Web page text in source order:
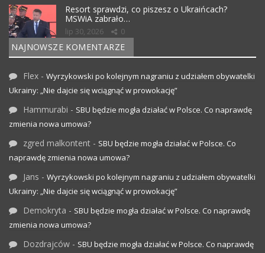
Resort sprawdzi, co piszesz o Ukraińcach?
MSWiA zabrało…
lip 30, 2026 0
NAJNOWSZE KOMENTARZE
Flex - Wyrzykowski po kolejnym nagraniu z udziałem obywatelki
Ukrainy: „Nie dajcie się wciągnąć w prowokację”
Hammurabi - SBU będzie mogła działać w Polsce. Co naprawdę
zmienia nowa umowa?
zgred malkontent - SBU będzie mogła działać w Polsce. Co
naprawdę zmienia nowa umowa?
Jans - Wyrzykowski po kolejnym nagraniu z udziałem obywatelki
Ukrainy: „Nie dajcie się wciągnąć w prowokację”
Demokryta - SBU będzie mogła działać w Polsce. Co naprawdę
zmienia nowa umowa?
Dozdrajców - SBU będzie mogła działać w Polsce. Co naprawdę